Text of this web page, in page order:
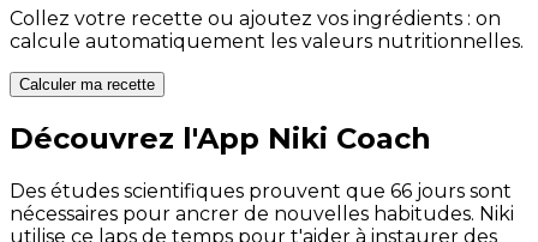
Collez votre recette ou ajoutez vos ingrédients : on
calcule automatiquement les valeurs nutritionnelles.
Calculer ma recette
Découvrez l'App Niki Coach
Des études scientifiques prouvent que 66 jours sont
nécessaires pour ancrer de nouvelles habitudes. Niki
utilise ce laps de temps pour t'aider à instaurer des